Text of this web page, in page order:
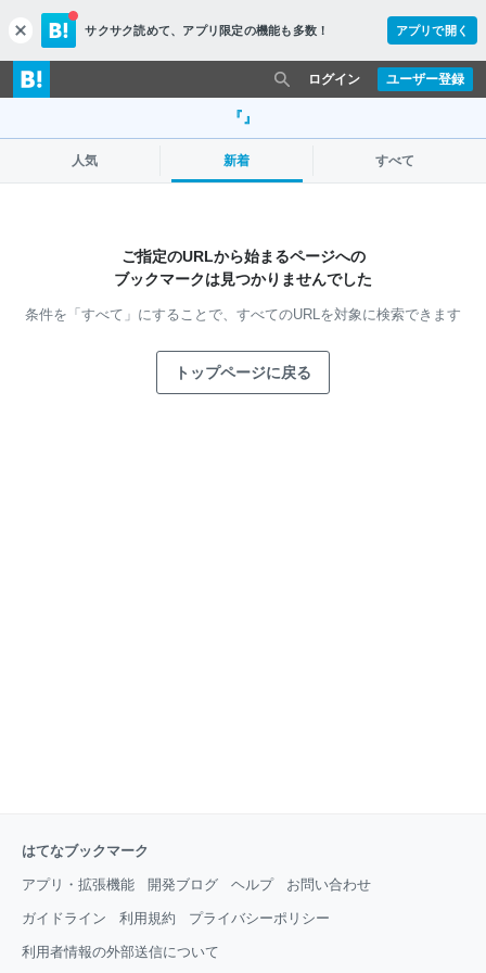
c
l
o
s
サクサク読めて、 アプリ限定の機能も多数！ アプリで開く
ユーザー登録
ログイン
『』
人気 新着 すべて
ご指定のURLから始まるページへの
ブックマークは見つかりませんでした
条件を「すべて」にすることで、 すべてのURLを対象に検索できます
トップページに戻る
はてなブックマーク
アプリ・拡張機能 開発ブログ ヘルプ お問い合わせ
ガイドライン 利用規約 プライバシーポリシー
利用者情報の外部送信について